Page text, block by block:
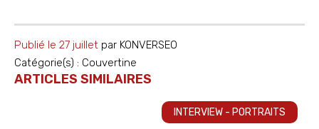
Publié le 27 juillet par KONVERSEO
Catégorie(s) : Couvertine
ARTICLES SIMILAIRES
INTERVIEW - PORTRAITS